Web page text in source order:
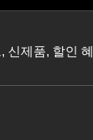
신제품, 할인